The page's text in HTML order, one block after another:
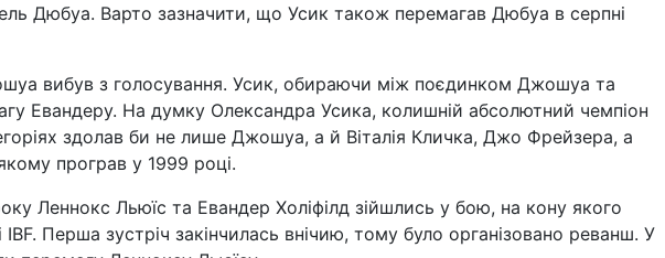
Дюбуа. Варто зазначити, що Усик також перемагав Дюбуа в серпні
вибув з голосування. Усик, обираючи між поєдинком Джошуа та
Евандеру. На думку Олександра Усика, колишній абсолютний чемпіон
здолав би не лише Джошуа, а й Віталія Кличка, Джо Фрейзера, а
програв у 1999 році.
Леннокс Льюїс та Евандер Холіфілд зійшлись у бою, на кону якого
IBF. Перша зустріч закінчилась внічию, тому було організовано реванш. У